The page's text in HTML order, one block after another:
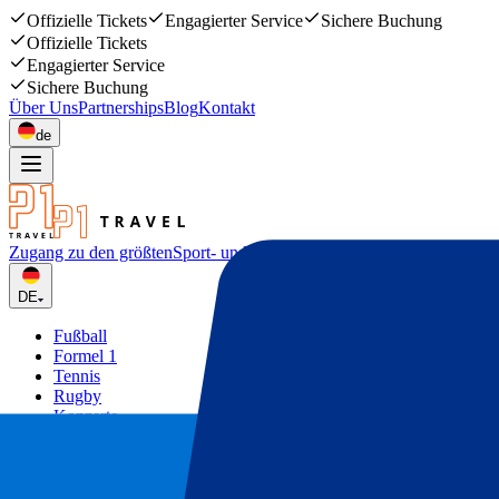
Offizielle Tickets Engagierter Service
Sichere Buchung
Offizielle Tickets
Engagierter Service
Sichere Buchung
Über UnsPartnershipsBlogKontakt
de
Zugang zu den größtenSport- und Musikevents
DE
Fußball
Formel 1
Tennis
Rugby
Konzerte